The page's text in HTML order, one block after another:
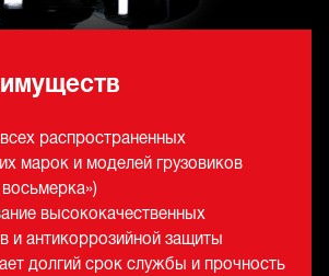
распространенных
марок и моделей грузовиков
высококачественных
и антикоррозийной защиты
долгий срок службы и прочность